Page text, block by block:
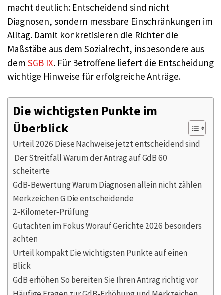
macht deutlich: Entscheidend sind nicht
Diagnosen, sondern messbare Einschränkungen im
Alltag. Damit konkretisieren die Richter die
Maßstäbe aus dem Sozialrecht, insbesondere aus
dem SGB IX. Für Betroffene liefert die Entscheidung
wichtige Hinweise für erfolgreiche Anträge.
Die wichtigsten Punkte im
Überblick
Urteil 2026 Diese Nachweise jetzt entscheidend sind
Der Streitfall Warum der Antrag auf GdB 60
scheiterte
GdB-Bewertung Warum Diagnosen allein nicht zählen
Merkzeichen G Die entscheidende
2‑Kilometer‑Prüfung
Gutachten im Fokus Worauf Gerichte 2026 besonders
achten
Urteil kompakt Die wichtigsten Punkte auf einen
Blick
GdB erhöhen So bereiten Sie Ihren Antrag richtig vor